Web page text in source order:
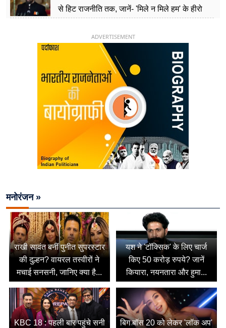
से हिट राजनीति तक, जानें- 'मिले न मिले हम' के हीरो
ADVERTISEMENT
मनोरंजन »
राखी सावंत बनीं पुनीत सुपरस्टार
की दुल्हन? वायरल तस्वीरों ने
मचाई सनसनी, जानिए क्या है...
यश ने 'टॉक्सिक' के लिए चार्ज
किए 50 करोड़ रुपये? जानें
कियारा, नयनतारा और हुमा...
KBC 18 : पहली बार पहुंचे सनी
बिग बॉस 20 को लेकर 'लॉक अप'